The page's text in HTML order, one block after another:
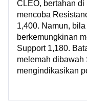
CLEO, bertahan
mencoba
1,400. Namun,
berkemungkinan
Support 1,180.
melemah dibawah
mengindikasikan